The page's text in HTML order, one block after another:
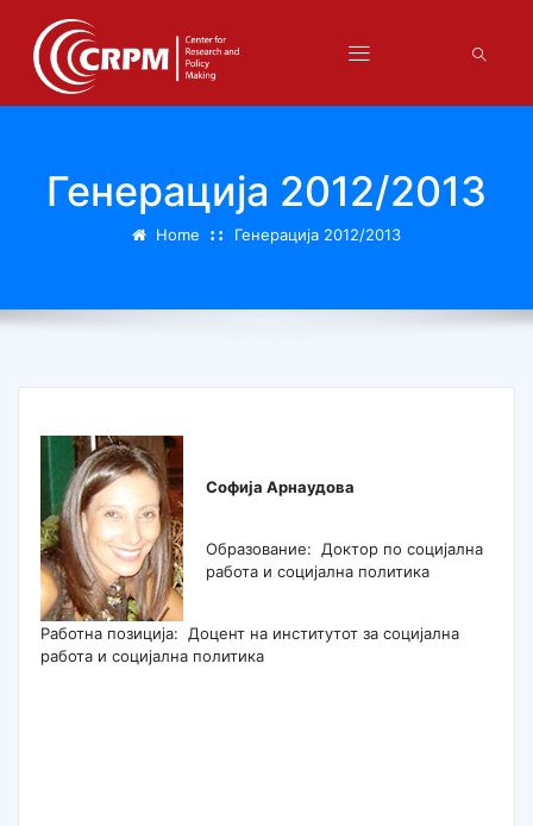
Генерација 2012/2013
Home Генерација 2012/2013
Софија Арнаудова
Образование: Доктор по социјална
работа и социјална политика
Работна позиција: Доцент на институтот за социјална
работа и социјална политика